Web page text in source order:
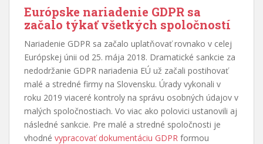
Európske nariadenie GDPR sa
začalo týkať všetkých spoločností
Nariadenie GDPR sa začalo uplatňovať rovnako v celej
Európskej únii od 25. mája 2018. Dramatické sankcie za
nedodržanie GDPR nariadenia EÚ už začali postihovať
malé a stredné firmy na Slovensku. Úrady vykonali v
roku 2019 viaceré kontroly na správu osobných údajov v
malých spoločnostiach. Vo viac ako polovici ustanovili aj
následné sankcie. Pre malé a stredné spoločnosti je
vhodné vypracovať dokumentáciu GDPR formou